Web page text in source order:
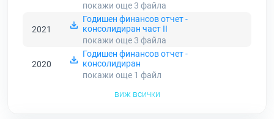
покажи още 3 файла
2021
Годишен финансов отчет -
консолидиран част II
покажи още 3 файла
2020
Годишен финансов отчет -
консолидиран
покажи още 1 файл
виж всички